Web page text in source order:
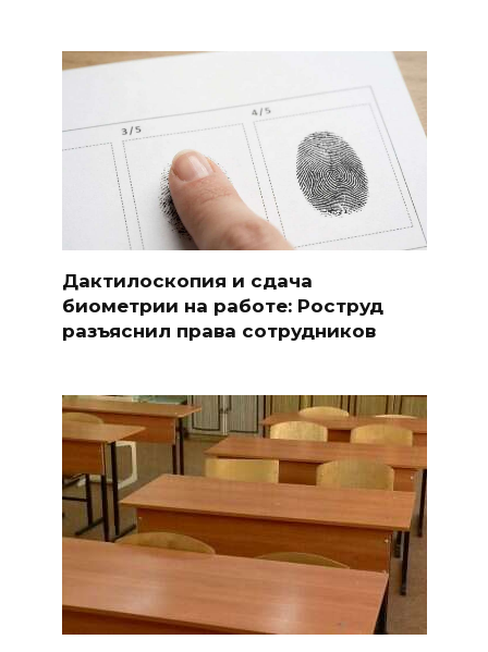
Дактилоскопия и сдача
биометрии на работе: Роструд
разъяснил права сотрудников